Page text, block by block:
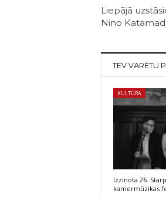
Liepājā
Nino
TEV VARĒTU
KULTŪRA
Izziņota 26.
kamermūzikas